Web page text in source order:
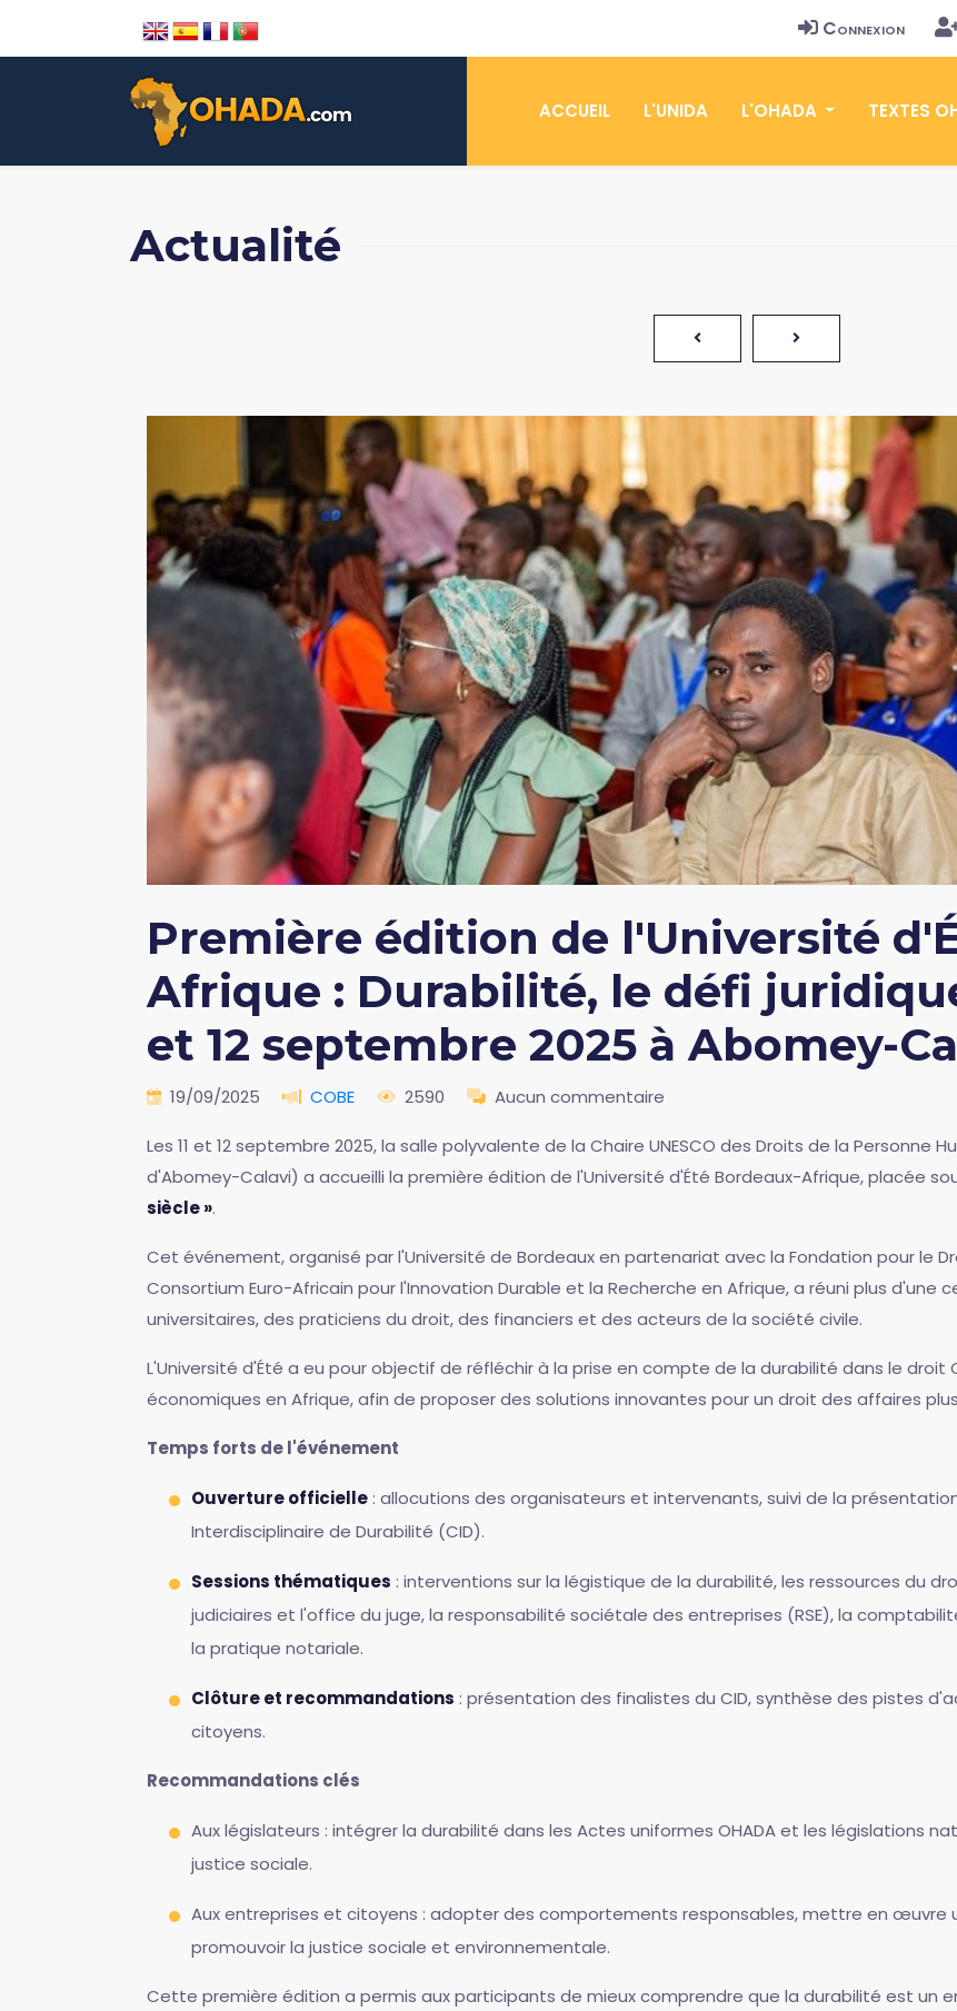
Connexion
ACCUEIL L'UNIDA L'OHADA TEXTES
Actualité
Première édition de l'Université
Afrique : Durabilité, le défi
et 12 septembre 2025 à Abomey-
19/09/2025 COBE 2590 Aucun commentaire
Les 11 et 12 septembre 2025, la salle polyvalente de la Chaire UNESCO des Droits de la Personne
d'Abomey-Calavi) a accueilli la première édition de l'Université d'Été Bordeaux-Afrique, placée
siècle ».
Cet événement, organisé par l'Université de Bordeaux en partenariat avec la Fondation pour le
Consortium Euro-Africain pour l'Innovation Durable et la Recherche en Afrique, a réuni plus
universitaires, des praticiens du droit, des financiers et des acteurs de la société civile.
L'Université d'Été a eu pour objectif de réfléchir à la prise en compte de la durabilité dans le droit
économiques en Afrique, afin de proposer des solutions innovantes pour un droit des affaires
Temps forts de l'événement
Ouverture officielle : allocutions des organisateurs et intervenants, suivi de la
Interdisciplinaire de Durabilité (CID).
Sessions thématiques : interventions sur la légistique de la durabilité, les ressources du
judiciaires et l'office du juge, la responsabilité sociétale des entreprises (RSE), la
la pratique notariale.
Clôture et recommandations : présentation des finalistes du CID, synthèse des pistes
citoyens.
Recommandations clés
Aux législateurs : intégrer la durabilité dans les Actes uniformes OHADA et les législations
justice sociale.
Aux entreprises et citoyens : adopter des comportements responsables, mettre en
promouvoir la justice sociale et environnementale.
Cette première édition a permis aux participants de mieux comprendre que la durabilité est un